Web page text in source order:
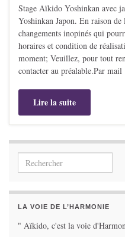
Stage Aïkido Yoshinkan avec
Yoshinkan Japon. En raison
changements inopinés qui
horaires et condition de
moment; Veuillez, pour tout
contacter au préalable.Par
Lire la suite
Search for:
LA VOIE DE L’HARMONIE
" Aïkido, c'est la voie